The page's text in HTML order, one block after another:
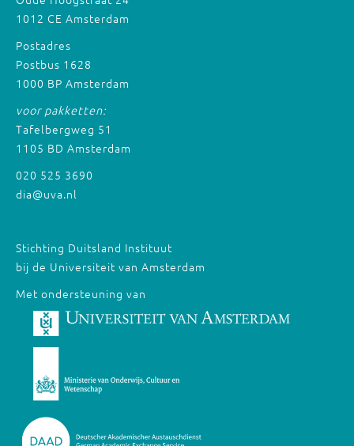
1012 CE Amsterdam
Postadres
Postbus 1628
1000 BP Amsterdam
voor pakketten:
Tafelbergweg 51
1105 BD Amsterdam
020 525 3690
dia@uva.nl
Stichting Duitsland Instituut
bij de Universiteit van Amsterdam
Met ondersteuning van